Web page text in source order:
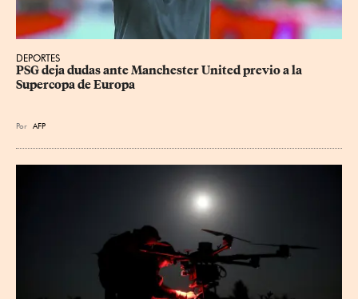
DEPORTES
PSG deja dudas ante Manchester United previo a la
Supercopa de Europa
Por AFP